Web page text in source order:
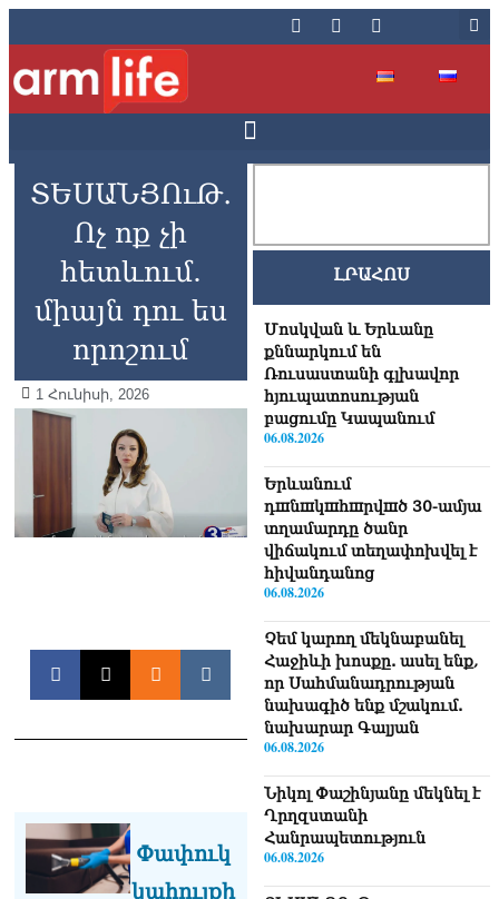
ՏԵՍԱՆՅՈւԹ․
Ոչ ոք չի
հետևում.
միայն դու ես
որոշում
1 Հունիսի, 2026
Փափուկ
կահույքի
ԼՐԱՀՈՍ
Մոսկվան և Երևանը
քննարկում են
Ռուսաստանի գլխավոր
հյուպատոսության
բացումը Կապանում
06.08.2026
Երևանում
դшնшկшհшրվшծ 30-ամյա
տղամարդը ծանր
վիճակում տեղափոխվել է
հիվանդանոց
06.08.2026
Չեմ կարող մեկնաբանել
Հաջիևի խոսքը. ասել ենք,
որ Սահմանադրության
նախագիծ ենք մշակում.
նախարար Գալյան
06.08.2026
Նիկոլ Փաշինյանը մեկնել է
Ղրղզստանի
Հանրապետություն
06.08.2026